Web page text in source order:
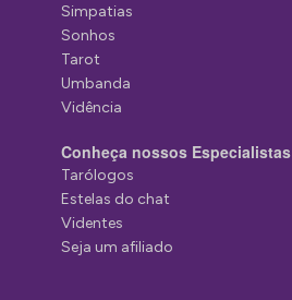
Simpatias
Sonhos
Tarot
Umbanda
Vidência
Conheça nossos Especialistas
Tarólogos
Estelas do chat
Videntes
Seja um afiliado